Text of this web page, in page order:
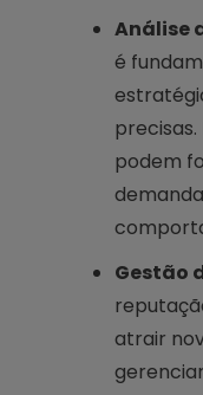
Análise
é
podem
Gestão
atrair